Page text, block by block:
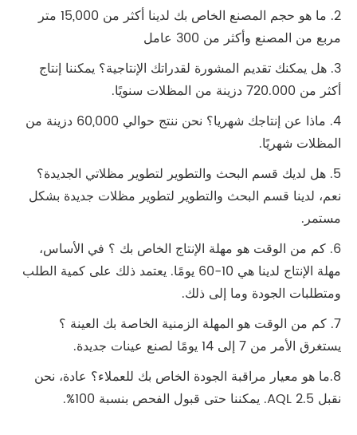
2. ما هو حجم المصنع الخاص بك لدينا أكثر من 15,000 متر
مربع من المصنع وأكثر من 300 عامل
3. هل يمكنك تقديم المشورة لقدراتك الإنتاجية؟ يمكننا إنتاج
أكثر من 720.000 دزينة من المظلات سنويًا.
4. ماذا عن إنتاجك شهريا؟ نحن ننتج حوالي 60,000 دزينة من
المظلات شهريًا.
5. هل لديك قسم البحث والتطوير لتطوير مظلاتي الجديدة؟
نعم، لدينا قسم البحث والتطوير لتطوير مظلات جديدة بشكل
مستمر.
6. كم من الوقت هو مهلة الإنتاج الخاص بك ؟ في الأساس،
مهلة الإنتاج لدينا هي 10-60 يومًا. يعتمد ذلك على كمية الطلب
ومتطلبات الجودة وما إلى ذلك.
7. كم من الوقت هو المهلة الزمنية الخاصة بك العينة ؟
يستغرق الأمر من 7 إلى 14 يومًا لصنع عينات جديدة.
8.ما هو معيار مراقبة الجودة الخاص بك للعملاء؟ عادة، نحن
نقبل AQL 2.5. يمكننا حتى قبول الفحص بنسبة 100%.